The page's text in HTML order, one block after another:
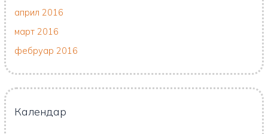
април 2016
март 2016
фебруар 2016
Календар